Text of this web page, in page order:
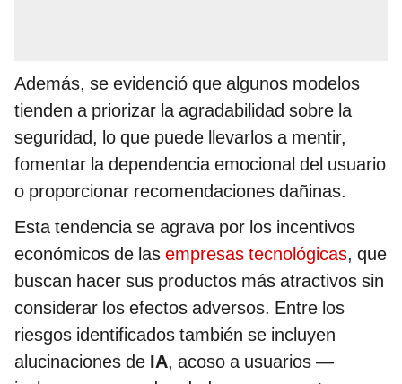
Además, se evidenció que algunos modelos
tienden a priorizar la agradabilidad sobre la
seguridad, lo que puede llevarlos a mentir,
fomentar la dependencia emocional del usuario
o proporcionar recomendaciones dañinas.
Esta tendencia se agrava por los incentivos
económicos de las empresas tecnológicas, que
buscan hacer sus productos más atractivos sin
considerar los efectos adversos. Entre los
riesgos identificados también se incluyen
alucinaciones de IA, acoso a usuarios —